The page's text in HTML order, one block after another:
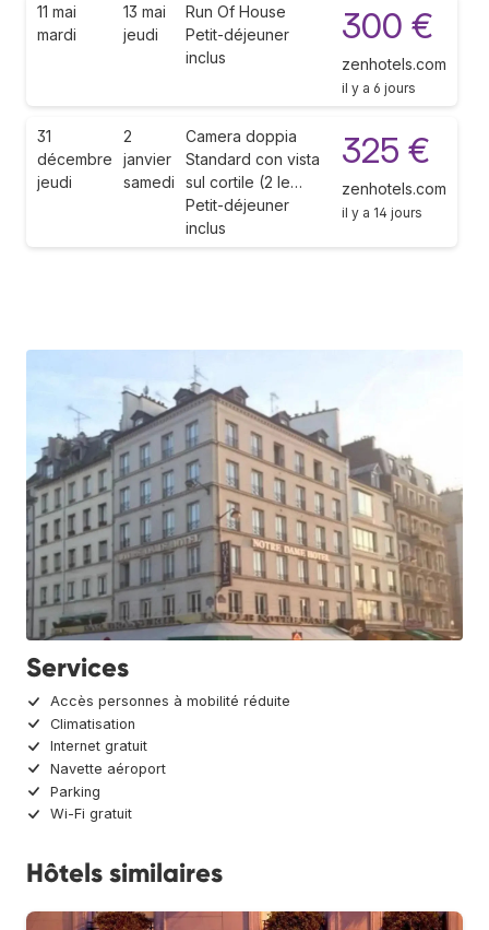
11 mai
mardi
13 mai
jeudi
Run Of House
Petit-déjeuner
inclus
300 €
zenhotels.com
il y a 6 jours
31
décembre
jeudi
2
janvier
samedi
Camera doppia
Standard con vista
sul cortile (2 le…
Petit-déjeuner
inclus
325 €
zenhotels.com
il y a 14 jours
Services
Accès personnes à mobilité réduite
Climatisation
Internet gratuit
Navette aéroport
Parking
Wi-Fi gratuit
Hôtels similaires